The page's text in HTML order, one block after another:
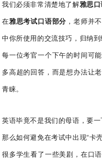
我们必须非常清楚地了解雅思
在雅思考试口语部分 ，老师并
中你所使用的交流技巧，归纳到
每一位考官一个下午的时间可
多高超的回答，而是想办法让
青睐。
英语毕竟不是我们的母语，要
那么如何避免在考试中出现“卡
很多学生看了一些美剧，在口